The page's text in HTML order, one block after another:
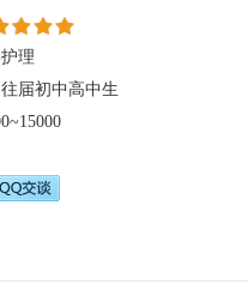
理
届初中高中生